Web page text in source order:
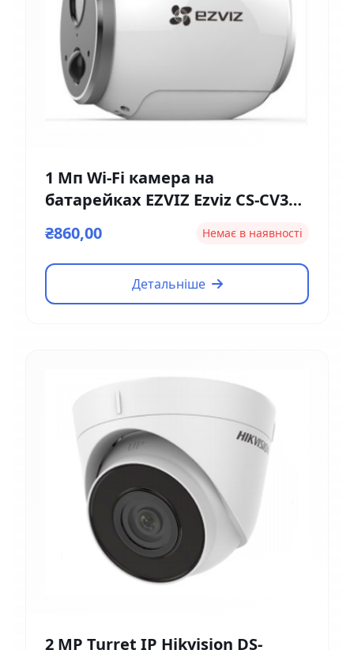
1 Мп Wi-Fi камера на
батарейках EZVIZ Ezviz CS-CV316
₴860,00 Немає в наявності
Детальніше
2 MP Turret IP Hikvision DS-